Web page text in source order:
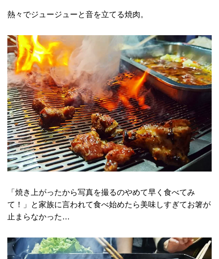
熱々でジュージューと音を立てる焼肉。
「焼き上がったから写真を撮るのやめて早く食べてみ
て！」と家族に言われて食べ始めたら美味しすぎてお箸が
止まらなかった…